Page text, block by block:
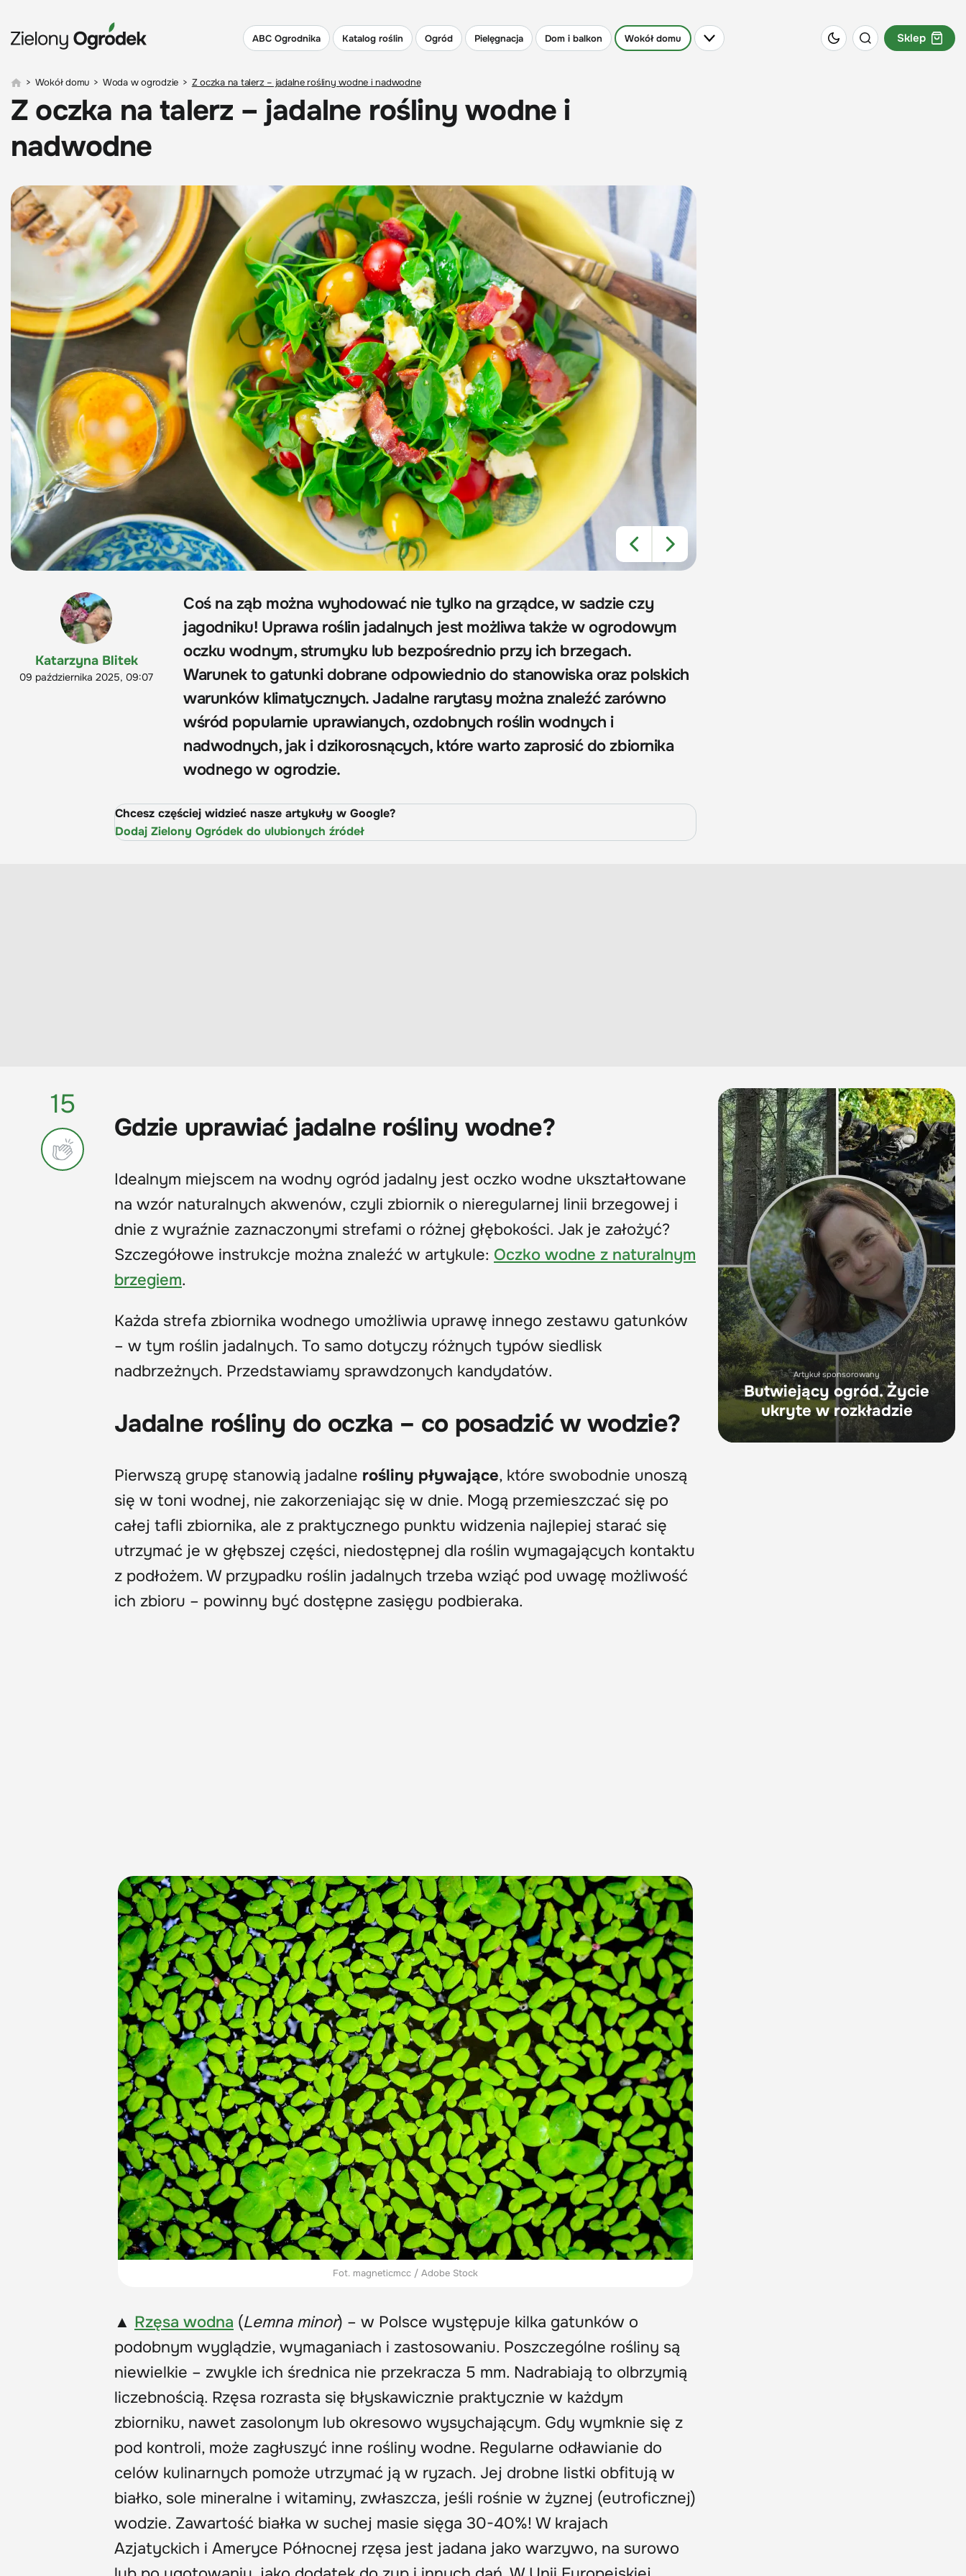
ABC Ogrodnika Katalog roślin Ogród Pielęgnacja Dom i balkon Wokół domu Sklep
> Wokół domu > Woda w ogrodzie > Z oczka na talerz – jadalne rośliny wodne i nadwodne
Z oczka na talerz – jadalne rośliny wodne i
nadwodne
Katarzyna Blitek
09 października 2025, 09:07
Coś na ząb można wyhodować nie tylko na grządce, w sadzie czy
jagodniku! Uprawa roślin jadalnych jest możliwa także w ogrodowym
oczku wodnym, strumyku lub bezpośrednio przy ich brzegach.
Warunek to gatunki dobrane odpowiednio do stanowiska oraz polskich
warunków klimatycznych. Jadalne rarytasy można znaleźć zarówno
wśród popularnie uprawianych, ozdobnych roślin wodnych i
nadwodnych, jak i dzikorosnących, które warto zaprosić do zbiornika
wodnego w ogrodzie.
Chcesz częściej widzieć nasze artykuły w Google?
Dodaj Zielony Ogródek do ulubionych źródeł
15
Gdzie uprawiać jadalne rośliny wodne?
Idealnym miejscem na wodny ogród jadalny jest oczko wodne ukształtowane
na wzór naturalnych akwenów, czyli zbiornik o nieregularnej linii brzegowej i
dnie z wyraźnie zaznaczonymi strefami o różnej głębokości. Jak je założyć?
Szczegółowe instrukcje można znaleźć w artykule: Oczko wodne z naturalnym
brzegiem.
Każda strefa zbiornika wodnego umożliwia uprawę innego zestawu gatunków
– w tym roślin jadalnych. To samo dotyczy różnych typów siedlisk
nadbrzeżnych. Przedstawiamy sprawdzonych kandydatów.
Jadalne rośliny do oczka – co posadzić w wodzie?
Pierwszą grupę stanowią jadalne rośliny pływające, które swobodnie unoszą
się w toni wodnej, nie zakorzeniając się w dnie. Mogą przemieszczać się po
całej tafli zbiornika, ale z praktycznego punktu widzenia najlepiej starać się
utrzymać je w głębszej części, niedostępnej dla roślin wymagających kontaktu
z podłożem. W przypadku roślin jadalnych trzeba wziąć pod uwagę możliwość
ich zbioru – powinny być dostępne zasięgu podbieraka.
Fot. magneticmcc / Adobe Stock
▲ Rzęsa wodna (Lemna minor) – w Polsce występuje kilka gatunków o
podobnym wyglądzie, wymaganiach i zastosowaniu. Poszczególne rośliny są
niewielkie – zwykle ich średnica nie przekracza 5 mm. Nadrabiają to olbrzymią
liczebnością. Rzęsa rozrasta się błyskawicznie praktycznie w każdym
zbiorniku, nawet zasolonym lub okresowo wysychającym. Gdy wymknie się z
pod kontroli, może zagłuszyć inne rośliny wodne. Regularne odławianie do
celów kulinarnych pomoże utrzymać ją w ryzach. Jej drobne listki obfitują w
białko, sole mineralne i witaminy, zwłaszcza, jeśli rośnie w żyznej (eutroficznej)
wodzie. Zawartość białka w suchej masie sięga 30-40%! W krajach
Azjatyckich i Ameryce Północnej rzęsa jest jadana jako warzywo, na surowo
Artykuł sponsorowany
Butwiejący ogród. Życie
ukryte w rozkładzie